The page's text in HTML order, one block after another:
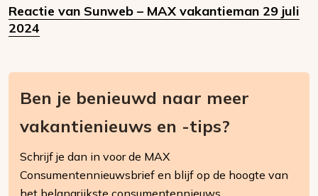
Reactie van Sunweb – MAX vakantieman 29 juli
2024
Ben je benieuwd naar meer
vakantienieuws en -tips?
Schrijf je dan in voor de MAX
Consumentennieuwsbrief en blijf op de hoogte van